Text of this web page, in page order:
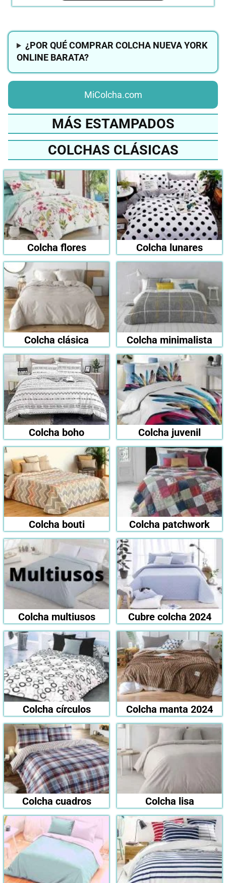
¿POR QUÉ COMPRAR COLCHA NUEVA YORK
ONLINE BARATA?
MiColcha.com
MÁS ESTAMPADOS
COLCHAS CLÁSICAS
Colcha flores Colcha lunares
Colcha clásica Colcha minimalista
Colcha boho Colcha juvenil
Colcha bouti Colcha patchwork
Colcha multiusos Cubre colcha 2024
Colcha círculos Colcha manta 2024
Colcha cuadros Colcha lisa